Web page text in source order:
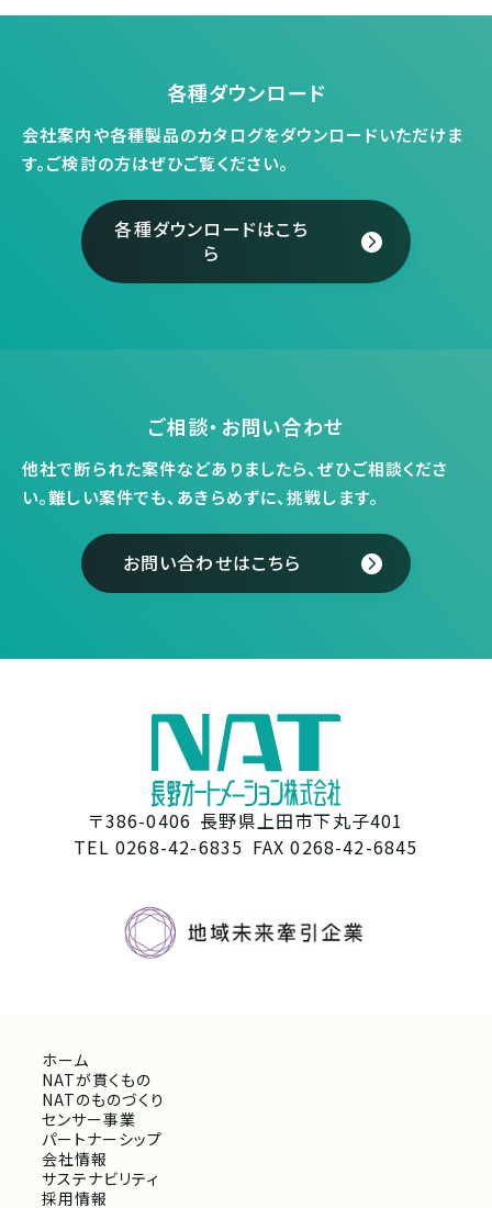
各種ダウンロード
会社案内や各種製品のカタログをダウンロードいただけま
す。ご検討の方はぜひご覧ください。
各種ダウンロードはこち
ら
ご相談・お問い合わせ
他社で断られた案件などありましたら、ぜひご相談くださ
い。難しい案件でも、あきらめずに、挑戦します。
お問い合わせはこちら
〒386-0406 長野県上田市下丸子401
TEL 0268-42-6835 FAX 0268-42-6845
ホーム
NATが貫くもの
NATのものづくり
センサー事業
パートナーシップ
会社情報
サステナビリティ
採用情報